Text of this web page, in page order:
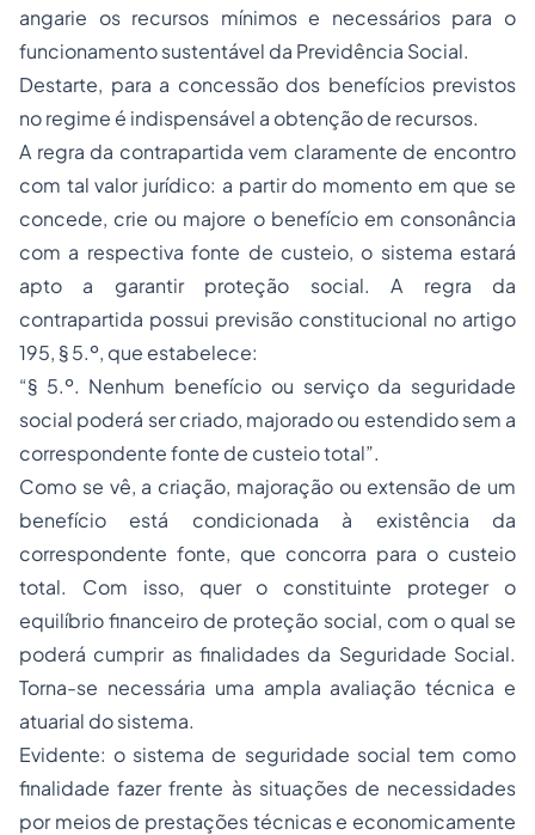
angarie os recursos mínimos e necessários para o
funcionamento sustentável da Previdência Social.
Destarte, para a concessão dos benefícios previstos
no regime é indispensável a obtenção de recursos.
A regra da contrapartida vem claramente de encontro
com tal valor jurídico: a partir do momento em que se
concede, crie ou majore o benefício em consonância
com a respectiva fonte de custeio, o sistema estará
apto a garantir proteção social. A regra da
contrapartida possui previsão constitucional no artigo
195, § 5.º, que estabelece:
“§ 5.º. Nenhum benefício ou serviço da seguridade
social poderá ser criado, majorado ou estendido sem a
correspondente fonte de custeio total”.
Como se vê, a criação, majoração ou extensão de um
benefício está condicionada à existência da
correspondente fonte, que concorra para o custeio
total. Com isso, quer o constituinte proteger o
equilíbrio financeiro de proteção social, com o qual se
poderá cumprir as finalidades da Seguridade Social.
Torna-se necessária uma ampla avaliação técnica e
atuarial do sistema.
Evidente: o sistema de seguridade social tem como
finalidade fazer frente às situações de necessidades
por meios de prestações técnicas e economicamente